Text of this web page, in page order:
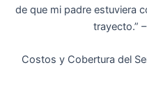
de que mi padre estuviera
trayecto.”
Costos y Cobertura del